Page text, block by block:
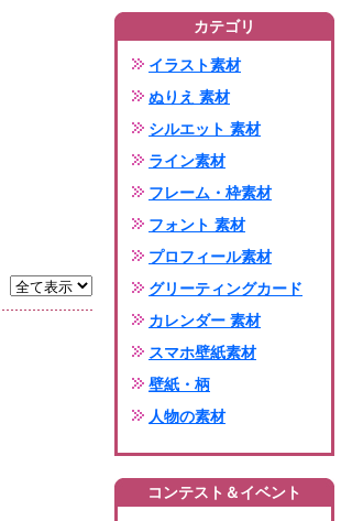
カテゴリ
イラスト素材
ぬりえ 素材
シルエット 素材
ライン素材
フレーム・枠素材
フォント 素材
プロフィール素材
グリーティングカード
カレンダー 素材
スマホ壁紙素材
壁紙・柄
人物の素材
コンテスト＆イベント